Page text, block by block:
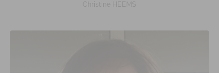
Christine HEEMS